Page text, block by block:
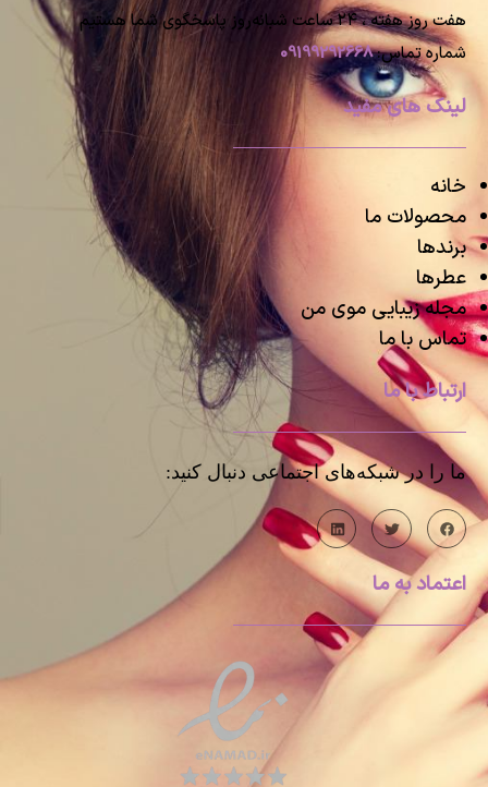
هفت روز هفته ، ۲۴ ساعت شبانه‌روز پاسخگوی شما هستیم
شماره تماس:09199292668
لینک های مفید
خانه
محصولات ما
برندها
عطرها
مجله زیبایی موی من
تماس با ما
ارتباط با ما
ما را در شبکه‌های اجتماعی دنبال کنید:
اعتماد به ما